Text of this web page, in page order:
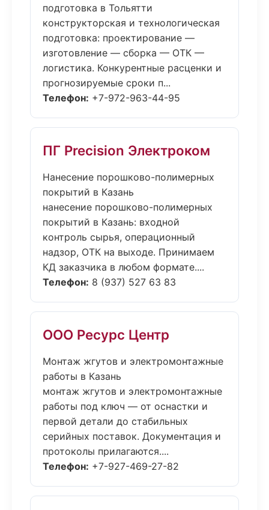
подготовка в Тольятти
конструкторская и технологическая
подготовка: проектирование —
изготовление — сборка — ОТК —
логистика. Конкурентные расценки и
прогнозируемые сроки п...
Телефон: +7-972-963-44-95
ПГ Precision Электроком
Нанесение порошково-полимерных
покрытий в Казань
нанесение порошково-полимерных
покрытий в Казань: входной
контроль сырья, операционный
надзор, ОТК на выходе. Принимаем
КД заказчика в любом формате....
Телефон: 8 (937) 527 63 83
ООО Ресурс Центр
Монтаж жгутов и электромонтажные
работы в Казань
монтаж жгутов и электромонтажные
работы под ключ — от оснастки и
первой детали до стабильных
серийных поставок. Документация и
протоколы прилагаются....
Телефон: +7-927-469-27-82